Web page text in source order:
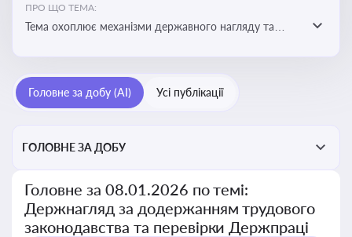
ПРО ЩО ТЕМА:
Тема охоплює механізми державного нагляду та
Головне за добу (AI) Усі публікації
ГОЛОВНЕ ЗА ДОБУ
Головне за 08.01.2026 по темі:
Держнагляд за додержанням трудового
законодавства та перевірки Держпраці